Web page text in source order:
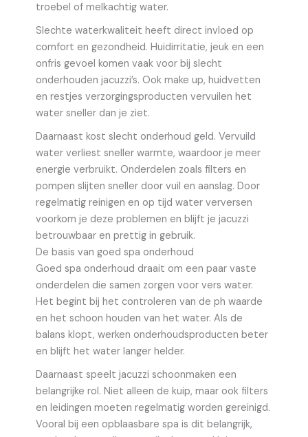
troebel of melkachtig water.
Slechte waterkwaliteit heeft direct invloed op
comfort en gezondheid. Huidirritatie, jeuk en een
onfris gevoel komen vaak voor bij slecht
onderhouden jacuzzi’s. Ook make up, huidvetten
en restjes verzorgingsproducten vervuilen het
water sneller dan je ziet.
Daarnaast kost slecht onderhoud geld. Vervuild
water verliest sneller warmte, waardoor je meer
energie verbruikt. Onderdelen zoals filters en
pompen slijten sneller door vuil en aanslag. Door
regelmatig reinigen en op tijd water verversen
voorkom je deze problemen en blijft je jacuzzi
betrouwbaar en prettig in gebruik.
De basis van goed spa onderhoud
Goed spa onderhoud draait om een paar vaste
onderdelen die samen zorgen voor vers water.
Het begint bij het controleren van de ph waarde
en het schoon houden van het water. Als de
balans klopt, werken onderhoudsproducten beter
en blijft het water langer helder.
Daarnaast speelt jacuzzi schoonmaken een
belangrijke rol. Niet alleen de kuip, maar ook filters
en leidingen moeten regelmatig worden gereinigd.
Vooral bij een opblaasbare spa is dit belangrijk,